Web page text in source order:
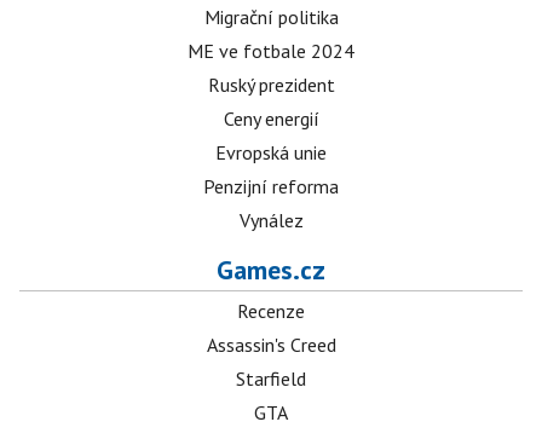
Migrační politika
ME ve fotbale 2024
Ruský prezident
Ceny energií
Evropská unie
Penzijní reforma
Vynález
Games.cz
Recenze
Assassin's Creed
Starfield
GTA